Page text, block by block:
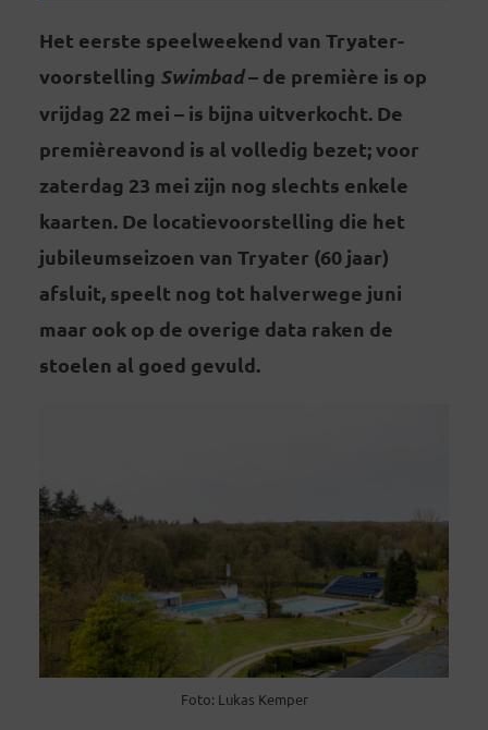
Het eerste speelweekend van Tryater-
voorstelling Swimbad– de première is op
vrijdag 22 mei – is bijna uitverkocht. De
premièreavond is al volledig bezet; voor
zaterdag 23 mei zijn nog slechts enkele
kaarten. De locatievoorstelling die het
jubileumseizoen van Tryater (60 jaar)
afsluit, speelt nog tot halverwege juni
maar ook op de overige data raken de
stoelen al goed gevuld.
Foto: Lukas Kemper